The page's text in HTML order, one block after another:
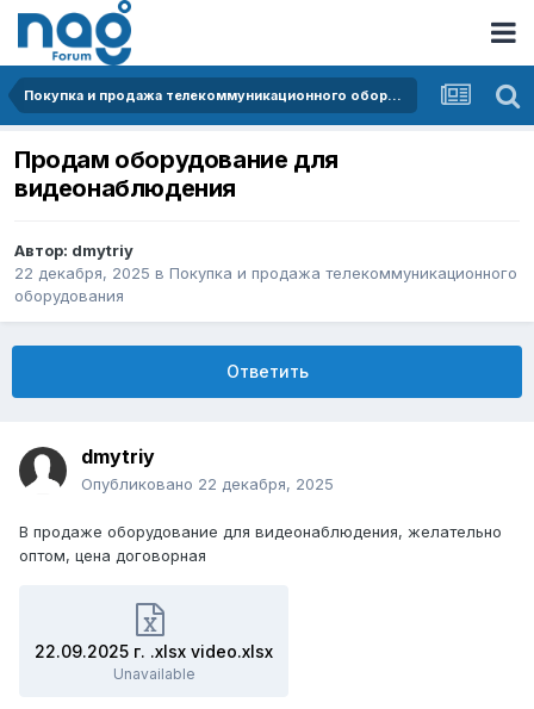
Покупка и продажа телекоммуникационного оборудования
Продам оборудование для
видеонаблюдения
Автор: dmytriy
22 декабря, 2025 в Покупка и продажа телекоммуникационного
оборудования
Ответить
dmytriy
Опубликовано 22 декабря, 2025
В продаже оборудование для видеонаблюдения, желательно
оптом, цена договорная
22.09.2025 г. .xlsx video.xlsx
Unavailable